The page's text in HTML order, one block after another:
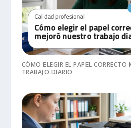
CÓMO ELEGIR EL PAPEL CORRECTO
TRABAJO DIARIO